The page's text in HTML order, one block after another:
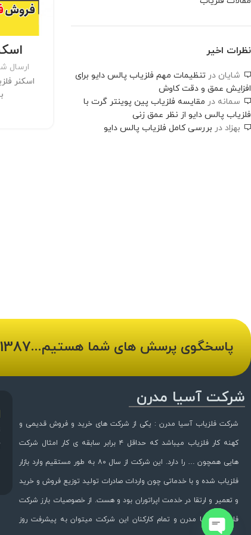
نظرات اخیر
شایان در تنظیمات مهم فلزیاب پالس دایو برای
افزایش عمق و دقت کاوش
سمانه در مقایسه فلزیاب پین پوینتر گرت با
فلزیاب پالس دایو از نظر عمق زنی
بهزاد در بررسی کامل فلزیاب پالس دایو
ارسال
اسکنر
پاسخگوی پرسش های شما هستیم...
شرکت آسیا مدرن
شرکت فلزیاب آسیا مدرن : یکی از شرکت های خرید و فروش قدیمی و
کهنه کار فلزیاب میباشد که حداقل ۴ برابر سابقه ی کار امثال شرکت
هایی همچون … را دارد. این شرکت از سال ۸۰ به طور مستقیم وارد بازار
فلزیاب شده و با خدماتی چون واردات صادرات تولید توزیع فروش و خرید
و تعمیر و ارتقا در خدمت اپراتوران بود و هست. از خصوصیات بارز شرکت
فلزیاب آسیا مدرن و تمام کارکنان این شرکت میتوان به پیشرفت روز